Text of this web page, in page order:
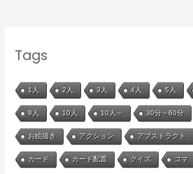
Tags
1人 2人 3人 4人 5人
9人 10人 10人～ 30分～60分
お絵描き アクション アブストラクト
カード カード配置 クイズ コマ